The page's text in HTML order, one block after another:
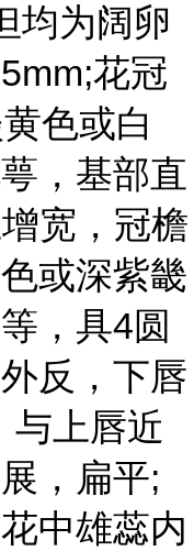
均为阔卵
花冠
色或白
，基部直
宽，冠檐
或深紫畿
，具4圆
反，下唇
与上唇近
，扁平;
中雄蕊内